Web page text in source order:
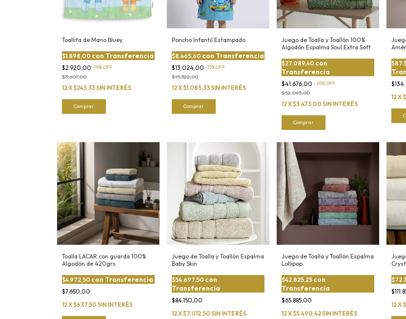
Toallita de Mano Bluey
$2.920,00 -19%OFF
$3.607,00
$1.898,00 con Transferencia
12X$243,33SIN INTERÉS
Poncho Infantil Estampado
$13.024,00 -15%OFF
$15.322,00
$8.465,60 con Transferencia
12X$1.085,33SIN INTERÉS
Comprar
Juego de Toalla y Toallón 100%
Algodón Espalma Soul Extra Soft
$41.676,00 -20%OFF
$52.095,00
$27.089,40 con
Transferencia
12X$3.473,00 SIN INTERÉS
Comprar
12X
Toalla LACAR con guarda 100%
Algodón de 420grs
$7.650,00
$4.972,50 con Transferencia
12X$637,50 SIN INTERÉS
Juego de Toalla y Toallón Espalma
Baby Skin
$84.150,00
$54.697,50 con
Transferencia
12X$7.012,50 SIN INTERÉS
Juego de Toalla y Toallón Espalma
Lollipop
$65.885,00
$42.825,25 con
Transferencia
12X$5.490,42SIN INTERÉS
12X